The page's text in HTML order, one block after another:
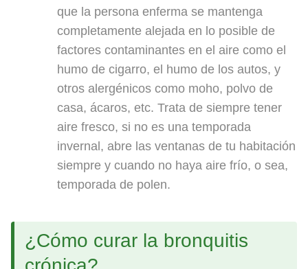
que la persona enferma se mantenga
completamente alejada en lo posible de
factores contaminantes en el aire como el
humo de cigarro, el humo de los autos, y
otros alergénicos como moho, polvo de
casa, ácaros, etc. Trata de siempre tener
aire fresco, si no es una temporada
invernal, abre las ventanas de tu habitación
siempre y cuando no haya aire frío, o sea,
temporada de polen.
¿Cómo curar la bronquitis